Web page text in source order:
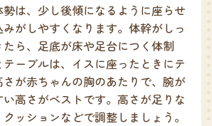
は、少し後傾になるように座らせ
みがしやすくなります。体幹がしっ
ら、足底が床や足台につく体制
ーブルは、イスに座ったときにテ
さが赤ちゃんの胸のあたりで、腕が
高さがベストです。高さが足りな
ッションなどで調整しましょう。